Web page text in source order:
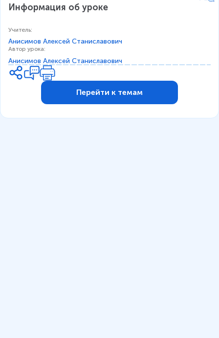
Информация об уроке
Учитель:
Анисимов Алексей Станиславович
Автор урока:
Анисимов Алексей Станиславович
Перейти к темам